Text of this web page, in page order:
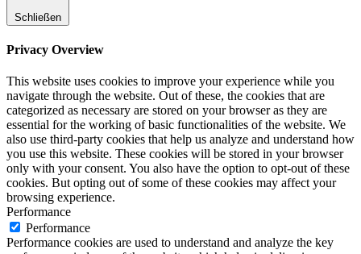
Schließen
Privacy Overview
This website uses cookies to improve your experience while you
navigate through the website. Out of these, the cookies that are
categorized as necessary are stored on your browser as they are
essential for the working of basic functionalities of the website. We
also use third-party cookies that help us analyze and understand how
you use this website. These cookies will be stored in your browser
only with your consent. You also have the option to opt-out of these
cookies. But opting out of some of these cookies may affect your
browsing experience.
Performance
Performance
Performance cookies are used to understand and analyze the key